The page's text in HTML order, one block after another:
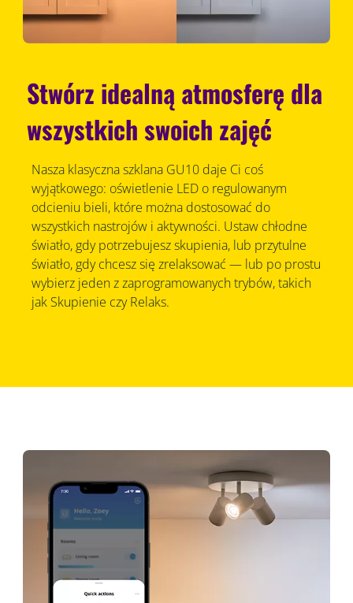
Stwórz idealną atmosferę dla
wszystkich swoich zajęć
Nasza klasyczna szklana GU10 daje Ci coś
wyjątkowego: oświetlenie LED o regulowanym
odcieniu bieli, które można dostosować do
wszystkich nastrojów i aktywności. Ustaw chłodne
światło, gdy potrzebujesz skupienia, lub przytulne
światło, gdy chcesz się zrelaksować — lub po prostu
wybierz jeden z zaprogramowanych trybów, takich
jak Skupienie czy Relaks.